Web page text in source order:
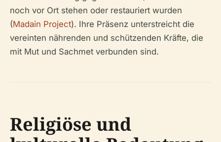
noch vor Ort stehen oder restauriert wurden
(Madain Project). Ihre Präsenz unterstreicht die
vereinten nährenden und schützenden Kräfte, die
mit Mut und Sachmet verbunden sind.
Religiöse und